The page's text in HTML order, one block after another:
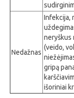
Nedažnas
Infekcija,
neryškus
(veido,
gripą
išoriniai